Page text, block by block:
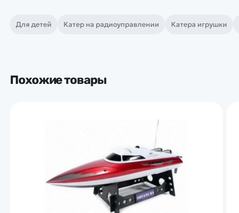
Для детей Катер на радиоуправлении Катера игрушки
Похожие товары